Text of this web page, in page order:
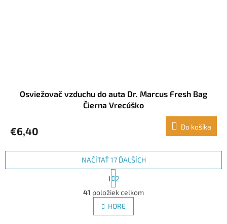
Osviežovač vzduchu do auta Dr. Marcus Fresh Bag
Čierna Vrecúško
€6,40 Do košíka
O
v
l
á
NAČÍTAŤ 17 ĎALŠÍCH
t
r
á
n
k
1
2
41 položiek celkom
HORE